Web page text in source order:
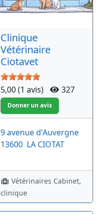
Clinique
Vétérinaire
Ciotavet
5,00 (1 avis) 327
9 avenue d'Auvergne
13600 LA CIOTAT
Vétérinaires Cabinet,
clinique